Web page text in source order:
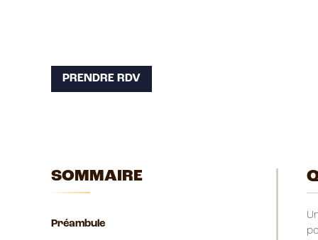
PRENDRE RDV
SOMMAIRE
Préambule